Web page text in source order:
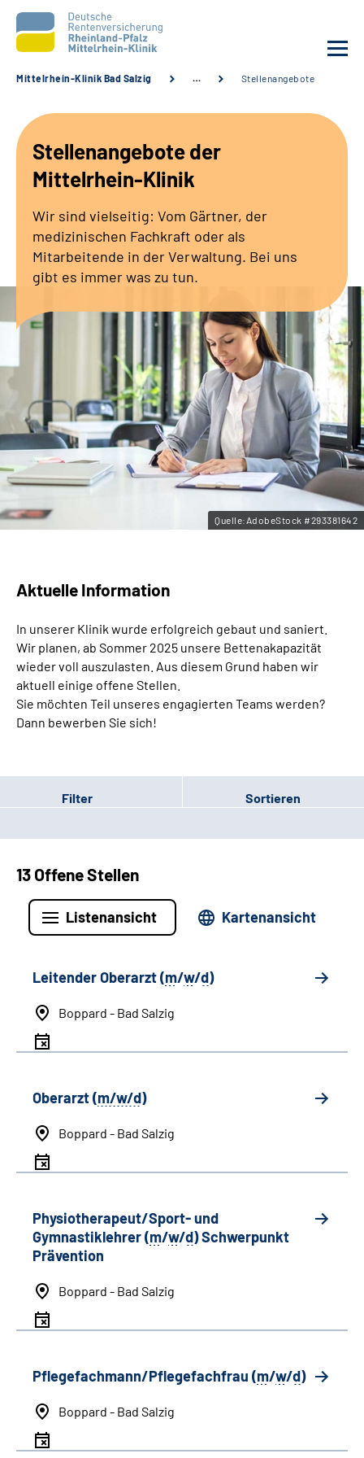
Unsere Angebote
Karriere
Zuweisende &
Leichte Sprache
Gebärdensprache
Mittelrhein-Klinik Bad Salzig … Stellenangebote
Stellenangebote der
Mittelrhein-Klinik
Wir sind vielseitig: Vom Gärtner, der
medizinischen Fachkraft oder als
Mitarbeitende in der Verwaltung. Bei uns
gibt es immer was zu tun.
Quelle:AdobeStock #293381642
Aktuelle Information
In unserer Klinik wurde erfolgreich gebaut und saniert.
Wir planen, ab Sommer 2025 unsere Bettenakapazität
wieder voll auszulasten. Aus diesem Grund haben wir
aktuell einige offene Stellen.
Sie möchten Teil unseres engagierten Teams werden?
Dann bewerben Sie sich!
Filter Sortieren
13 Offene Stellen
Listenansicht Kartenansicht
Leitender Oberarzt (m/w/d)
Boppard - Bad Salzig
Oberarzt (m/w/d)
Boppard - Bad Salzig
Physiotherapeut/Sport- und
Gymnastiklehrer (m/w/d) Schwerpunkt
Prävention
Boppard - Bad Salzig
Pflegefachmann/Pflegefachfrau (m/w/d)
Boppard - Bad Salzig